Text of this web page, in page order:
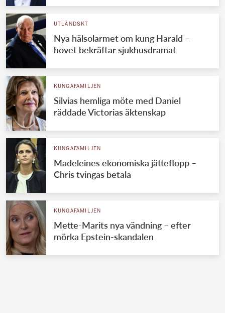
UTLÄNDSKT
Nya hälsolarmet om kung Harald –
hovet bekräftar sjukhusdramat
KUNGAFAMILJEN
Silvias hemliga möte med Daniel
räddade Victorias äktenskap
KUNGAFAMILJEN
Madeleines ekonomiska jätteflopp –
Chris tvingas betala
KUNGAFAMILJEN
Mette-Marits nya vändning – efter
mörka Epstein-skandalen